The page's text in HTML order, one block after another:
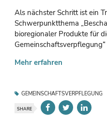
Als nächster Schritt ist ein
Schwerpunktthema
bioregionaler Produkte für
Mehr erfahren
GEMEINSCHAFTSVERPFLEGUNG
SHARE